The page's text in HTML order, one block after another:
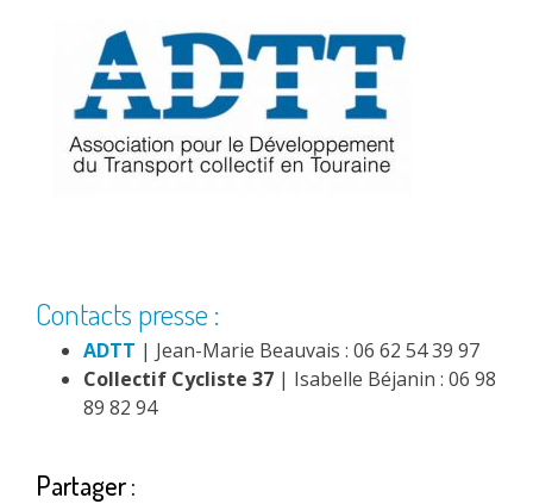
Contacts presse :
ADTT | Jean-Marie Beauvais : 06 62 54 39 97
Collectif Cycliste 37 | Isabelle Béjanin : 06 98
89 82 94
Partager :